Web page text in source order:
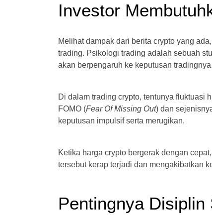
Investor
Melihat dampak dari berita crypto yang
trading. Psikologi trading adalah sebuah
akan berpengaruh ke keputusan tradingnya.
Di dalam trading crypto, tentunya fluktuasi
FOMO (Fear Of Missing Out) dan
keputusan impulsif serta merugikan.
Ketika harga crypto bergerak dengan
tersebut kerap terjadi dan mengakibatkan
Pentingnya Disiplin